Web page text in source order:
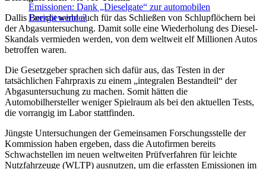
Emissionen: Dank „Dieselgate“ zur automobilen
Energiewende?
Dallis Bericht wirbt auch für das Schließen von Schlupflöchern bei
der Abgasuntersuchung. Damit solle eine Wiederholung des Diesel-
Skandals vermieden werden, von dem weltweit elf Millionen Autos
betroffen waren.
Die Gesetzgeber sprachen sich dafür aus, das Testen in der
tatsächlichen Fahrpraxis zu einem „integralen Bestandteil“ der
Abgasuntersuchung zu machen. Somit hätten die
Automobilhersteller weniger Spielraum als bei den aktuellen Tests,
die vorrangig im Labor stattfinden.
Jüngste Untersuchungen der Gemeinsamen Forschungsstelle der
Kommission haben ergeben, dass die Autofirmen bereits
Schwachstellen im neuen weltweiten Prüfverfahren für leichte
Nutzfahrzeuge (WLTP) ausnutzen, um die erfassten Emissionen im